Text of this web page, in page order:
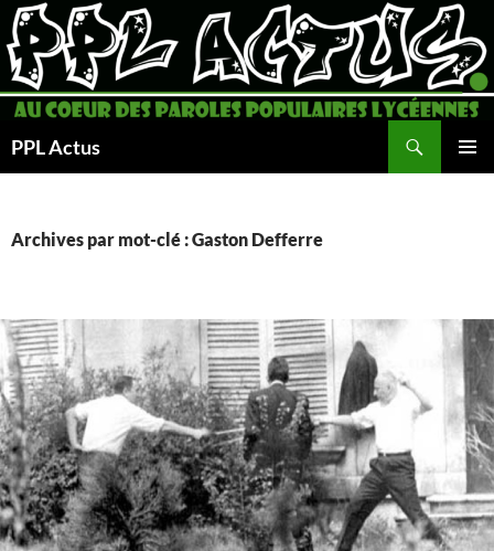
Aller
au
contenu
PPL Actus
Archives par mot-clé : Gaston Defferre